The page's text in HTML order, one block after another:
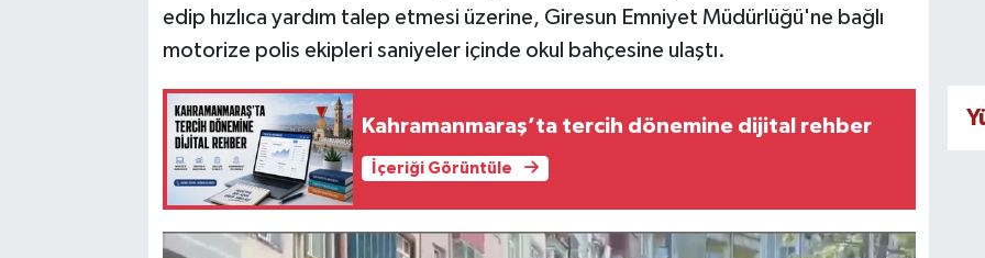
edip hızlıca yardım talep etmesi üzerine, Giresun Emniyet Müdürlüğü'ne bağlı
motorize polis ekipleri saniyeler içinde okul bahçesine ulaştı.
Kahramanmaraş’ta tercih dönemine dijital rehber
İçeriği Görüntüle